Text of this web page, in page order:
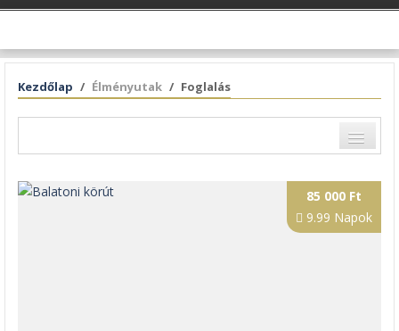
Kezdőlap Élményutak Foglalás
85 000 Ft
9.99 Napok